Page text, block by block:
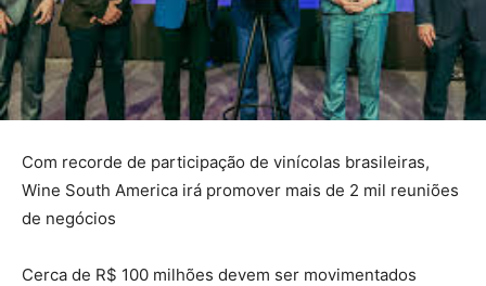
Com recorde de participação de vinícolas brasileiras,
Wine South America irá promover mais de 2 mil reuniões
de negócios
Cerca de R$ 100 milhões devem ser movimentados